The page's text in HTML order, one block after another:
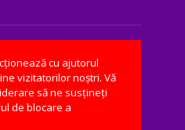
cu ajutorul
vizitatorilor noștri. Vă
să ne susțineți
de blocare a